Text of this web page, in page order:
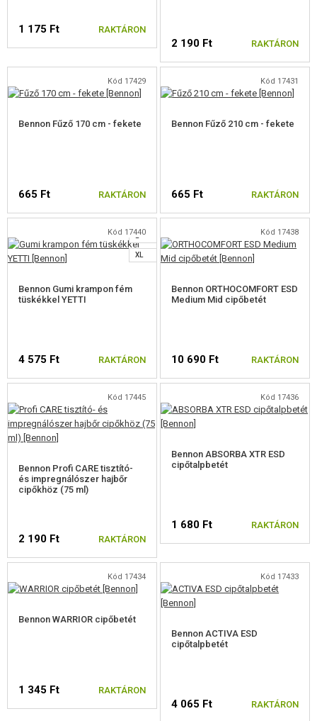
RÁDIÓS, FEJHALLGATÓ, KAMERÁK
CÉLOK, LŐLAP
OUTDOOR, BUSHCRAFT
ÉLELMISZER
ÉPÍTŐKÉSZLETEK, MODELLEK
SÉRÜLT, HASZNÁLT ÁRUK
KEDVEZMÉNYEK
ELÉRHETŐSÉG
1 175 Ft RAKTÁRON
2 190 Ft RAKTÁRON
Kód 17429
Bennon Fűző 170 cm - fekete
665 Ft RAKTÁRON
Kód 17431
Bennon Fűző 210 cm - fekete
665 Ft RAKTÁRON
Kód 17440
XL
L
Bennon Gumi krampon fém
tüskékkel YETTI
4 575 Ft RAKTÁRON
VÁLASSZON MÉRETET
Kód 17438
Bennon ORTHOCOMFORT ESD
Medium Mid cipőbetét
10 690 Ft RAKTÁRON
VÁLASSZON MÉRETET
Kód 17445
Bennon Profi CARE tisztító-
és impregnálószer hajbőr
cipőkhöz (75 ml)
2 190 Ft RAKTÁRON
Kód 17436
Bennon ABSORBA XTR ESD
cipőtalpbetét
1 680 Ft RAKTÁRON
VÁLASSZON MÉRETET
Kód 17434
Bennon WARRIOR cipőbetét
1 345 Ft RAKTÁRON
Kód 17433
Bennon ACTIVA ESD
cipőtalpbetét
4 065 Ft RAKTÁRON